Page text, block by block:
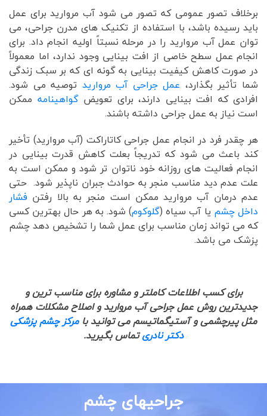
برخلاف تصور عمومی که تصور می شود آب مروارید برای عمل
باید رسیده باشد، با استفاده از تکنیک های مدرن جراحی، می
توان عمل آب مروارید را در مرحله نسبتاً اولیه انجام داد. برای
انجام عمل سطح خاصی از افت بینایی وجود ندارد، اما معمولاً
در صورت کاهش کیفیت بینایی به گونه ای که بر سبک زندگی
شما تأثیر بگذارد، عمل جراحی آب مروارید توصیه می شود.
افرادی که افت بینایی دارند، برای تعویض گواهینامه ممکن
است نیاز به عمل جراحی داشته باشند.
هر چقدر فرد در انجام عمل جراحی کاتاراکت (آب مروارید) تأخیر
کند باعث می شود که تدریجاً بعلت کاهش قدرت بینایی در
انجام فعالیت های روزانه خود ناتوان تر شود و ممکن است به
علت عدم دید مناسب منجر به حوادث جبران ناپذیر شود. حتی
عدم درمان آب مروارید ممکن است منجر به بالا رفتن فشار
داخل چشم یا آب سیاه (گلوکوم) شود. به هر حال بهترین کسی
که می تواند زمان مناسب برای عمل شما را تشخیص دهد چشم
پزشک می باشد.
برای کسب اطلاعات کاملتر و مشاوره برای مناسب ترین و
جدیدترین روش عمل جراحی آب مروارید و اصلاح مشکلات همراه
مثل پیرچشمی و آستیگماتیسم می توانید بامرکز چشم پزشکی
دکتر نادریتماس بگیرید.
جراحیهای چشم